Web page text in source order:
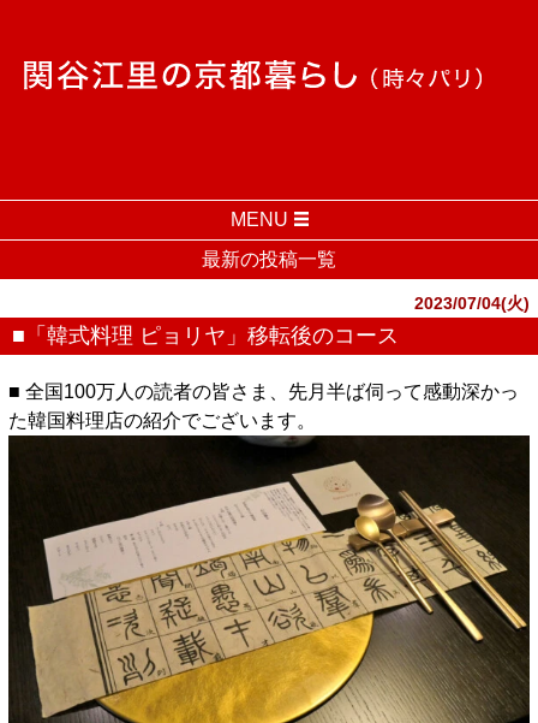
MENU
最新の投稿一覧
2023/07/04(火)
■「韓式料理 ピョリヤ」移転後のコース
■ 全国100万人の読者の皆さま、先月半ば伺って感動深かっ
た韓国料理店の紹介でございます。